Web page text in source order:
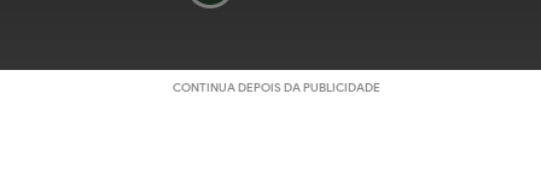
CONTINUA DEPOIS DA PUBLICIDADE